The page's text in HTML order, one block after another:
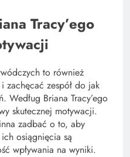
Tracy’ego
to również
zachęcać zespół do jak
Według Briana Tracy’ego
skutecznej motywacji.
zadbać o to, aby
osiągnięcia są
wpływania na wyniki.